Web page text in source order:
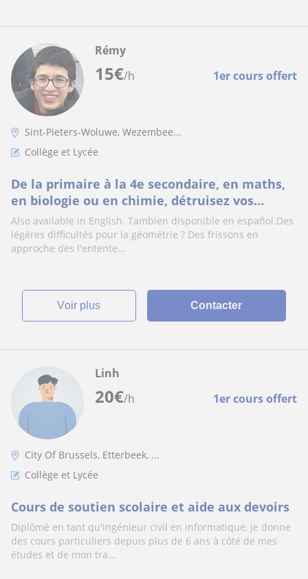
15€/h 1er cours offert
Rémy
Sint-Pieters-Woluwe, Wezembee...
Collège et Lycée
De la primaire à la 4e secondaire, en maths,
en biologie ou en chimie, détruisez vos
difficultés, ou/et apprenez avec joie
Also available in English. Tambien disponible en español.Des
légères difficultés pour la géométrie ? Des frissons en
approche dès l'entente...
voir plus Contacter
20€/h 1er cours offert
Linh
City Of Brussels, Etterbeek, ...
Collège et Lycée
Cours de soutien scolaire et aide aux devoirs
Diplômé en tant qu'ingénieur civil en informatique, je donne
des cours particuliers depuis plus de 6 ans à côté de mes
études et de mon tra...